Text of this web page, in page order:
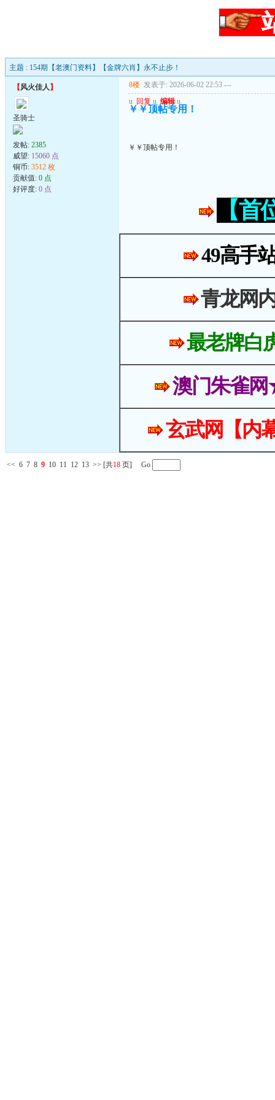
主题 : 154期【老澳门资料】【金牌六肖】永不止步！
【风火佳人 】
圣骑士
发帖: 2385
威望: 15060 点
铜币: 3512 枚
贡献值: 0 点
好评度: 0 点
8楼 发表于: 2026-06-02 22:53 ---
u 回复 u 编辑 u
￥￥顶帖专用！
￥￥顶帖专用！
【
49高手
青龙网
最老牌白
澳门朱雀
玄武网【内
<< 6 7 8 9 10 11 12 13 >> [共18 页] Go